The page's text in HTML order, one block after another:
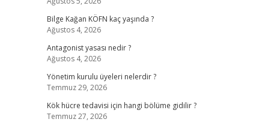
Bilge Kağan KÖFN kaç yaşında ?
Ağustos 4, 2026
Antagonist yasası nedir ?
Ağustos 4, 2026
Yönetim kurulu üyeleri nelerdir ?
Temmuz 29, 2026
Kök hücre tedavisi için hangi bölüme gidilir ?
Temmuz 27, 2026